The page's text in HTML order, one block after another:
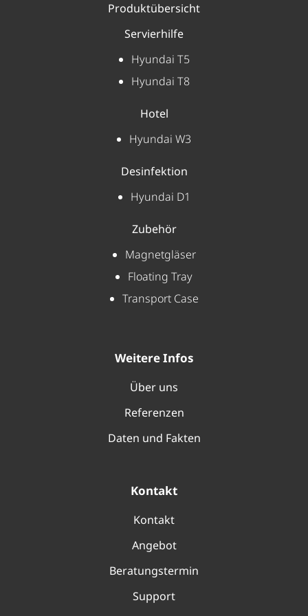
Produktübersicht
Servierhilfe
Hyundai T5
Hyundai T8
Hotel
Hyundai W3
Desinfektion
Hyundai D1
Zubehör
Magnetgläser
Floating Tray
Transport Case
Weitere Infos
Über uns
Referenzen
Daten und Fakten
Kontakt
Kontakt
Angebot
Beratungstermin
Support